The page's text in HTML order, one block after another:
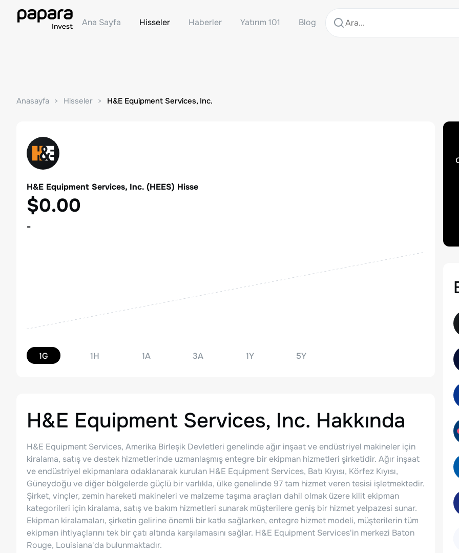
Ana Sayfa Hisseler Haberler Yatırım 101 Blog
Anasayfa Hisseler H&E Equipment Services, Inc.
H&E Equipment Services, Inc. (HEES) Hisse
$0.00
-
1G 1H 1A 3A 1Y 5Y
H&E Equipment Services, Inc. Hakkında
H&E Equipment Services, Amerika Birleşik Devletleri genelinde ağır inşaat ve endüstriyel makineler için
kiralama, satış ve destek hizmetlerinde uzmanlaşmış entegre bir ekipman hizmetleri şirketidir. Ağır inşaat
ve endüstriyel ekipmanlara odaklanarak kurulan H&E Equipment Services, Batı Kıyısı, Körfez Kıyısı,
Güneydoğu ve diğer bölgelerde güçlü bir varlıkla, ülke genelinde 97 tam hizmet veren tesisi işletmektedir.
Şirket, vinçler, zemin hareketi makineleri ve malzeme taşıma araçları dahil olmak üzere kilit ekipman
kategorileri için kiralama, satış ve bakım hizmetleri sunarak müşterilere geniş bir hizmet yelpazesi sunar.
Ekipman kiralamaları, şirketin gelirine önemli bir katkı sağlarken, entegre hizmet modeli, müşterilerin tüm
ekipman ihtiyaçlarını tek bir çatı altında karşılamasını sağlar. H&E Equipment Services'in merkezi Baton
Rouge, Louisiana'da bulunmaktadır.